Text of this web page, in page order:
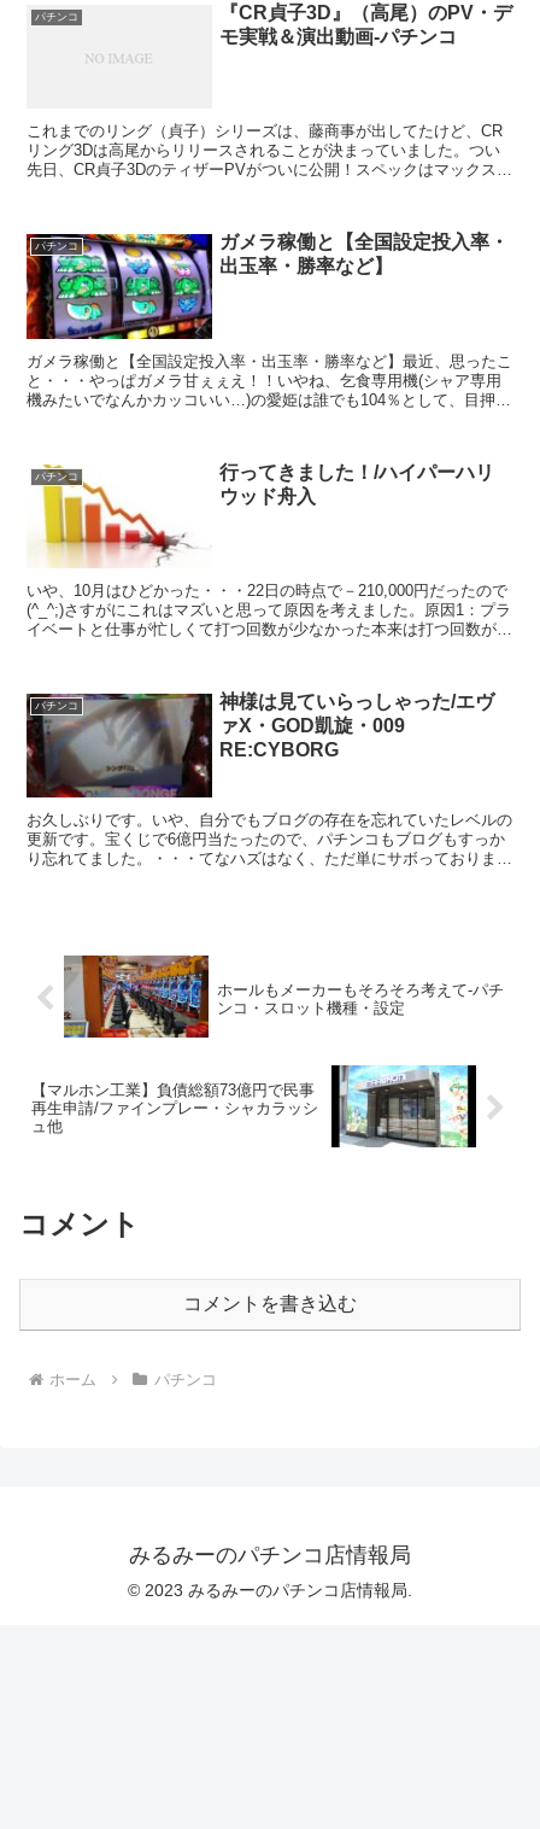
パチンコ
『CR貞子3D』（高尾）のPV・デ
モ実戦＆演出動画-パチンコ
これまでのリング（貞子）シリーズは、藤商事が出してたけど、CR
リング3Dは高尾からリリースされることが決まっていました。つい
先日、CR貞子3DのティザーPVがついに公開！スペックはマックス機
パチンコ
ガメラ稼働と【全国設定投入率・
出玉率・勝率など】
ガメラ稼働と【全国設定投入率・出玉率・勝率など】最近、思ったこ
と・・・やっぱガメラ甘ぇぇえ！！いやね、乞食専用機(シャア専用
機みたいでなんかカッコいい…)の愛姫は誰でも104％として、目押し
パチンコ
行ってきました！/ハイパーハリ
ウッド舟入
いや、10月はひどかった・・・22日の時点で－210,000円だったので
(^_^;)さすがにこれはマズいと思って原因を考えました。原因1：プラ
イベートと仕事が忙しくて打つ回数が少なかった本来は打つ回数が少
パチンコ
神様は見ていらっしゃった/エヴ
ァX・GOD凱旋・009
RE:CYBORG
お久しぶりです。いや、自分でもブログの存在を忘れていたレベルの
更新です。宝くじで6億円当たったので、パチンコもブログもすっか
り忘れてました。・・・てなハズはなく、ただ単にサボっておりまし
ホールもメーカーもそろそろ考えて-パチ
ンコ・スロット機種・設定
【マルホン工業】負債総額73億円で民事
再生申請/ファインプレー・シャカラッシ
ュ他
コメント
コメントを書き込む
ホーム パチンコ
みるみーのパチンコ店情報局
© 2023 みるみーのパチンコ店情報局.